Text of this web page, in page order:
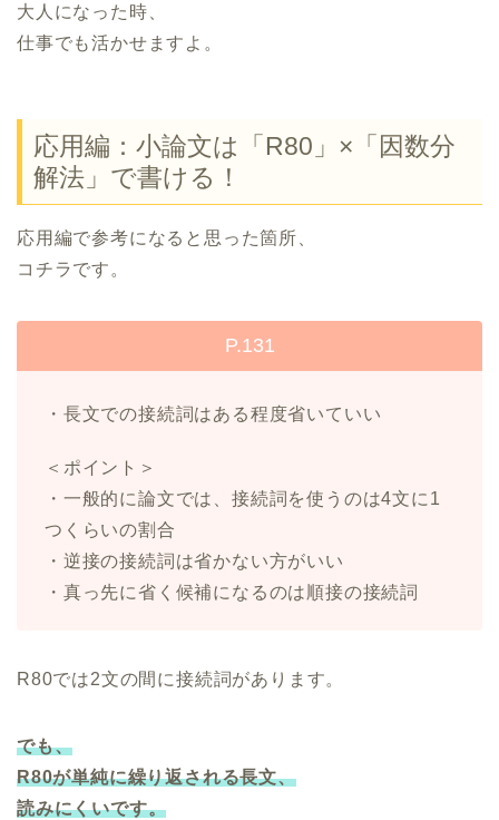
大人になった時、
仕事でも活かせますよ。
応用編：小論文は「R80」×「因数分
解法」で書ける！
応用編で参考になると思った箇所、
コチラです。
P.131
・長文での接続詞はある程度省いていい
＜ポイント＞
・一般的に論文では、接続詞を使うのは4文に1
つくらいの割合
・逆接の接続詞は省かない方がいい
・真っ先に省く候補になるのは順接の接続詞
R80では2文の間に接続詞があります。
でも、
R80が単純に繰り返される長文、
読みにくいです。